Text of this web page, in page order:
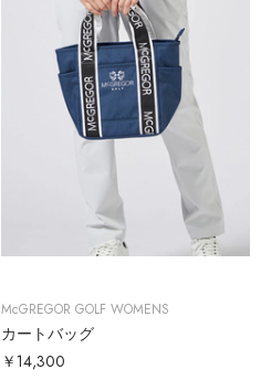
McGREGOR GOLF WOMENS
カートバッグ
￥14,300